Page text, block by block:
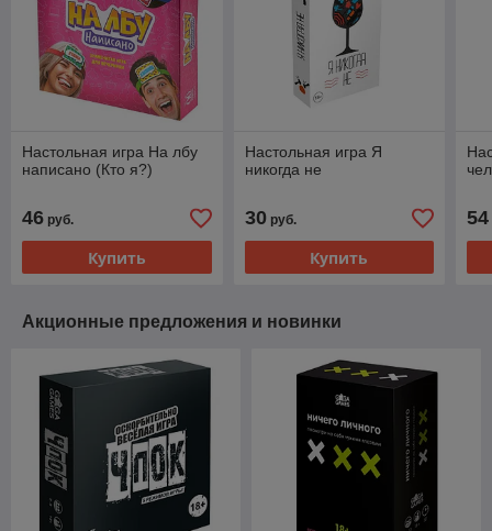
Настольная игра На лбу
написано (Кто я?)
46 руб.
Купить
Настольная игра Я
никогда не
30руб.
Купить
54
Акционные предложения и новинки